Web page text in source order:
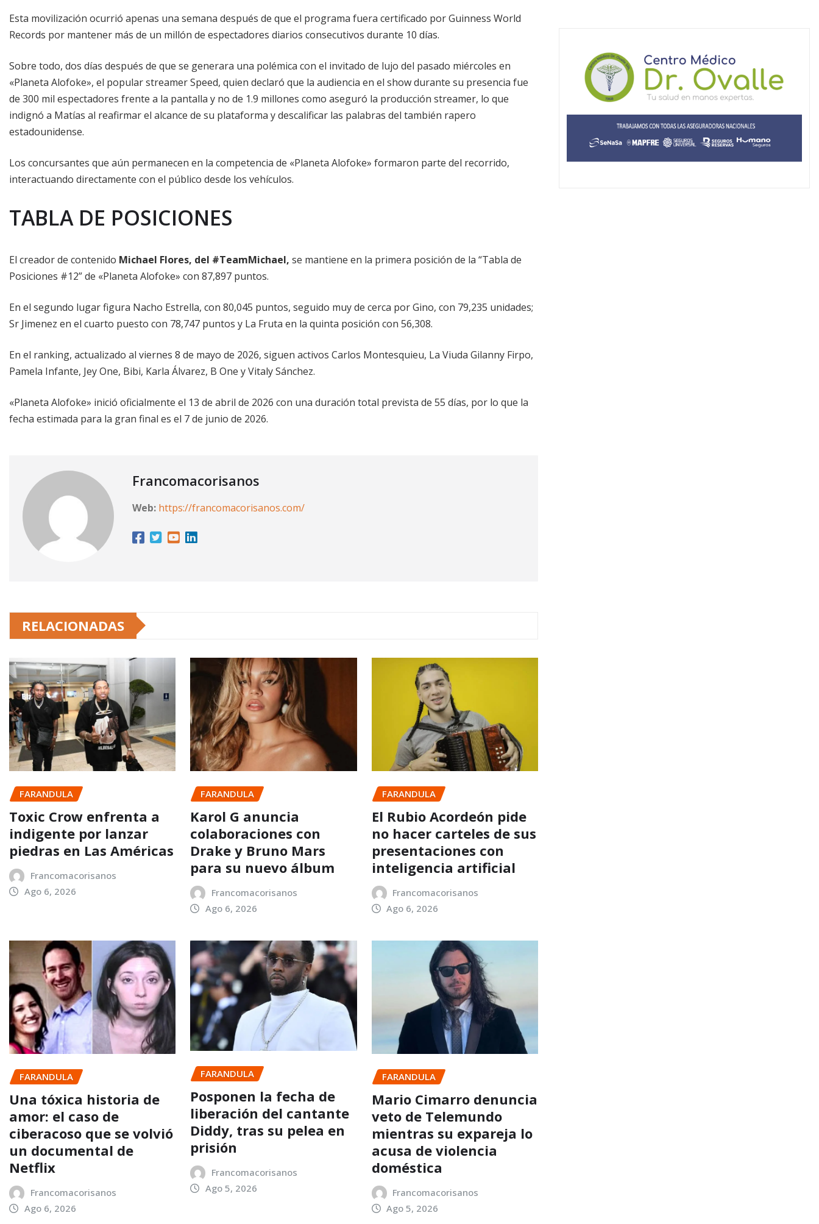
Esta movilización ocurrió apenas una semana después de que el programa fuera certificado por Guinness World
Records por mantener más de un millón de espectadores diarios consecutivos durante 10 días.
Sobre todo, dos días después de que se generara una polémica con el invitado de lujo del pasado miércoles en
«Planeta Alofoke», el popular streamer Speed, quien declaró que la audiencia en el show durante su presencia fue
de 300 mil espectadores frente a la pantalla y no de 1.9 millones como aseguró la producción streamer, lo que
indignó a Matías al reafirmar el alcance de su plataforma y descalificar las palabras del también rapero
estadounidense.
Los concursantes que aún permanecen en la competencia de «Planeta Alofoke» formaron parte del recorrido,
interactuando directamente con el público desde los vehículos.
TABLA DE POSICIONES
El creador de contenido Michael Flores, del #TeamMichael, se mantiene en la primera posición de la “Tabla de
Posiciones #12” de «Planeta Alofoke» con 87,897 puntos.
En el segundo lugar figura Nacho Estrella, con 80,045 puntos, seguido muy de cerca por Gino, con 79,235 unidades;
Sr Jimenez en el cuarto puesto con 78,747 puntos y La Fruta en la quinta posición con 56,308.
En el ranking, actualizado al viernes 8 de mayo de 2026, siguen activos Carlos Montesquieu, La Viuda Gilanny Firpo,
Pamela Infante, Jey One, Bibi, Karla Álvarez, B One y Vitaly Sánchez.
«Planeta Alofoke» inició oficialmente el 13 de abril de 2026 con una duración total prevista de 55 días, por lo que la
fecha estimada para la gran final es el 7 de junio de 2026.
Francomacorisanos
Web: https://francomacorisanos.com/
RELACIONADAS
FARANDULA
Toxic Crow enfrenta a
indigente por lanzar
piedras en Las Américas
Francomacorisanos
Ago 6, 2026
FARANDULA
Karol G anuncia
colaboraciones con
Drake y Bruno Mars
para su nuevo álbum
Francomacorisanos
Ago 6, 2026
FARANDULA
El Rubio Acordeón pide
no hacer carteles de sus
presentaciones con
inteligencia artificial
Francomacorisanos
Ago 6, 2026
FARANDULA
Una tóxica historia de
amor: el caso de
ciberacoso que se volvió
un documental de
Netflix
Francomacorisanos
Ago 6, 2026
FARANDULA
Posponen la fecha de
liberación del cantante
Diddy, tras su pelea en
prisión
Francomacorisanos
Ago 5, 2026
FARANDULA
Mario Cimarro denuncia
veto de Telemundo
mientras su expareja lo
acusa de violencia
doméstica
Francomacorisanos
Ago 5, 2026